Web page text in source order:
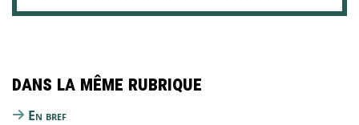
Dans la même rubrique
En bref